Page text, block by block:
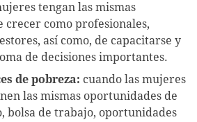
tengan las mismas
crecer como profesionales,
así como, de capacitarse y
de decisiones importantes.
de pobreza: cuando las mujeres
las mismas oportunidades de
bolsa de trabajo, oportunidades